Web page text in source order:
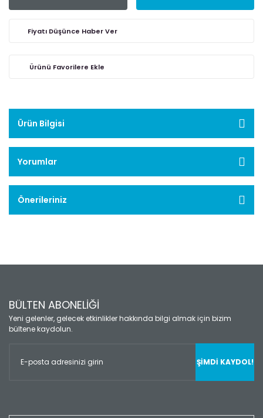
Fiyatı Düşünce Haber Ver
Ürün Bilgisi
Yorumlar
Önerileriniz
BÜLTEN ABONELİĞİ
Yeni gelenler, gelecek etkinlikler hakkında bilgi almak için bizim
bültene kaydolun.
ŞİMDİ KAYDOL!